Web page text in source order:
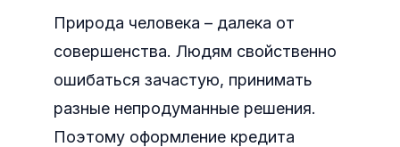
Природа человека – далека от
совершенства. Людям свойственно
ошибаться зачастую, принимать
разные непродуманные решения.
Поэтому оформление кредита